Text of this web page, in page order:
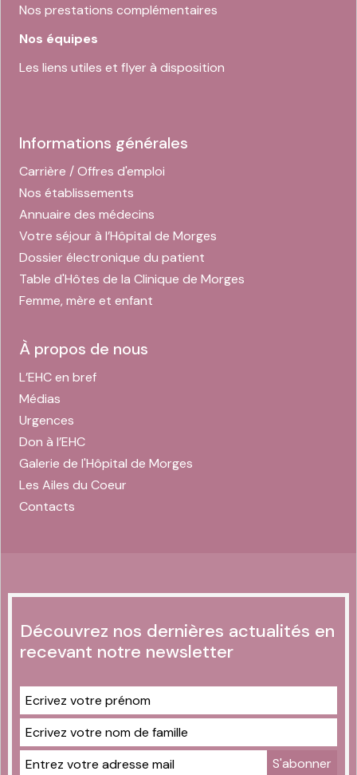
Nos prestations complémentaires
Nos équipes
Les liens utiles et flyer à disposition
Informations générales
Carrière / Offres d'emploi
Nos établissements
Annuaire des médecins
Votre séjour à l’Hôpital de Morges
Dossier électronique du patient
Table d'Hôtes de la Clinique de Morges
Femme, mère et enfant
À propos de nous
L’EHC en bref
Médias
Urgences
Don à l’EHC
Galerie de l'Hôpital de Morges
Les Ailes du Coeur
Contacts
Découvrez nos dernières actualités en
recevant notre newsletter